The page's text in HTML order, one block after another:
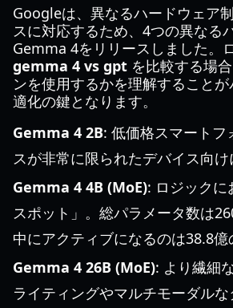
Googleは、異なるハードウェア
スに対応するため、4つの異なる
Gemma 4をリリースしました。
gemma 4 vs gpt を比較する場
ンを使用するかを理解すること
適化の鍵となります。
Gemma 4 2B: 低価格スマートフ
スが非常に限られたデバイス向け
Gemma 4 4B (MoE): ロジックに
スポット」。総パラメータ数は
中にアクティブになるのは38.8億
Gemma 4 26B (MoE): より繊細
ライティングやマルチモーダル